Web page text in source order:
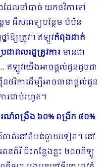
ដែលចាំបាច់ យកថវិកាទៅ
ម រើសពេទ្យបន្ថែម បំប៉ន
ាំឱ្យត្រូវ។ ឥឡូវកំពុងដាក់
ជាពលរដ្ឋត្រូវការមានជា
ឥឡូវយើងអាចផ្តល់ជូនដូចជា
នថវិកាដើម្បីអាចធានាផ្តល់ជូន
ារជាប់រហូត។
ណ៍ពង្រឹង ៦០% ពង្រីក ៤០%
គាត់នៅតំបន់ឆ្ងាយទៀត។ នៅ
នគិរី ជិះកន្លែងខ្លះ ២០០គីឡូ